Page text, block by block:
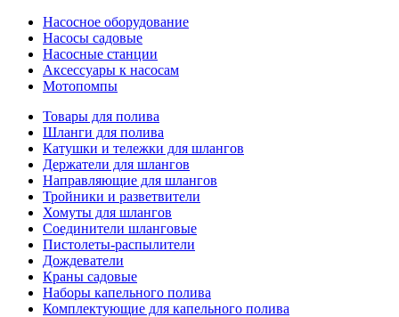
Насосное оборудование
Насосы садовые
Насосные станции
Аксессуары к насосам
Мотопомпы
Товары для полива
Шланги для полива
Катушки и тележки для шлангов
Держатели для шлангов
Направляющие для шлангов
Тройники и разветвители
Хомуты для шлангов
Соединители шланговые
Пистолеты-распылители
Дождеватели
Краны садовые
Наборы капельного полива
Комплектующие для капельного полива